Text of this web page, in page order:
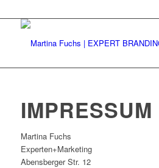
IMPRESSUM
Martina Fuchs
Experten+Marketing
Abensberger Str. 12